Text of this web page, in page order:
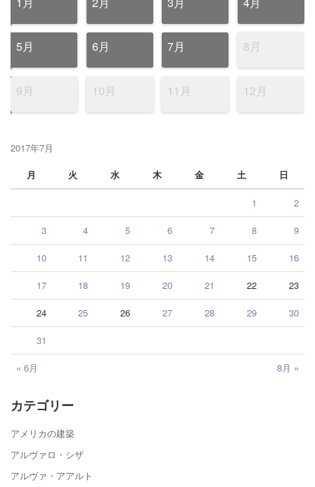
5月 6月 7月 8月
9月 10月 11月 12月
2017年7月
月
火 水 木 金 土 日
« 6月 8月 »
1 2
3 4 5 6 7 8 9
10 11 12 13 14 15 16
17 18 19 20 21 22 23
24 25 26 27 28 29 30
31
カテゴリー
アメリカの建築
アルヴァロ・シザ
アルヴァ・アアルト